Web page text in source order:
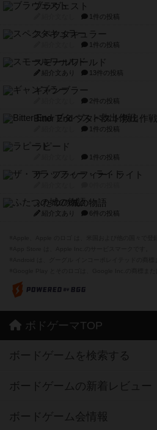
ブラヴェスト
1件の投稿
スペクタキュラー
1件の投稿
スモールワールド
紹介文あり 13件の投稿
ギャンブラー
2件の投稿
Bitter End ブタペスト救出作戦
1件の投稿
ラピード
1件の投稿
ザ・フラッフィー・ライト
ふたつの城の物語
紹介文あり 6件の投稿
ボドゲーマTOP
ボードゲームを検索する
ボードゲームの新着レビュー
ボードゲーム会情報